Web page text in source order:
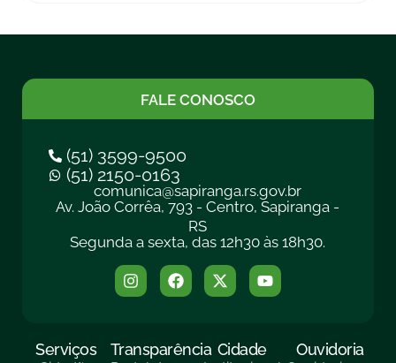
FALE CONOSCO
(51) 3599-9500
(51) 2150-0163
comunica@sapiranga.rs.gov.br
Av. João Corrêa, 793 - Centro, Sapiranga -
RS
Segunda a sexta, das 12h30 às 18h30.
Serviços Transparência Cidade Ouvidoria